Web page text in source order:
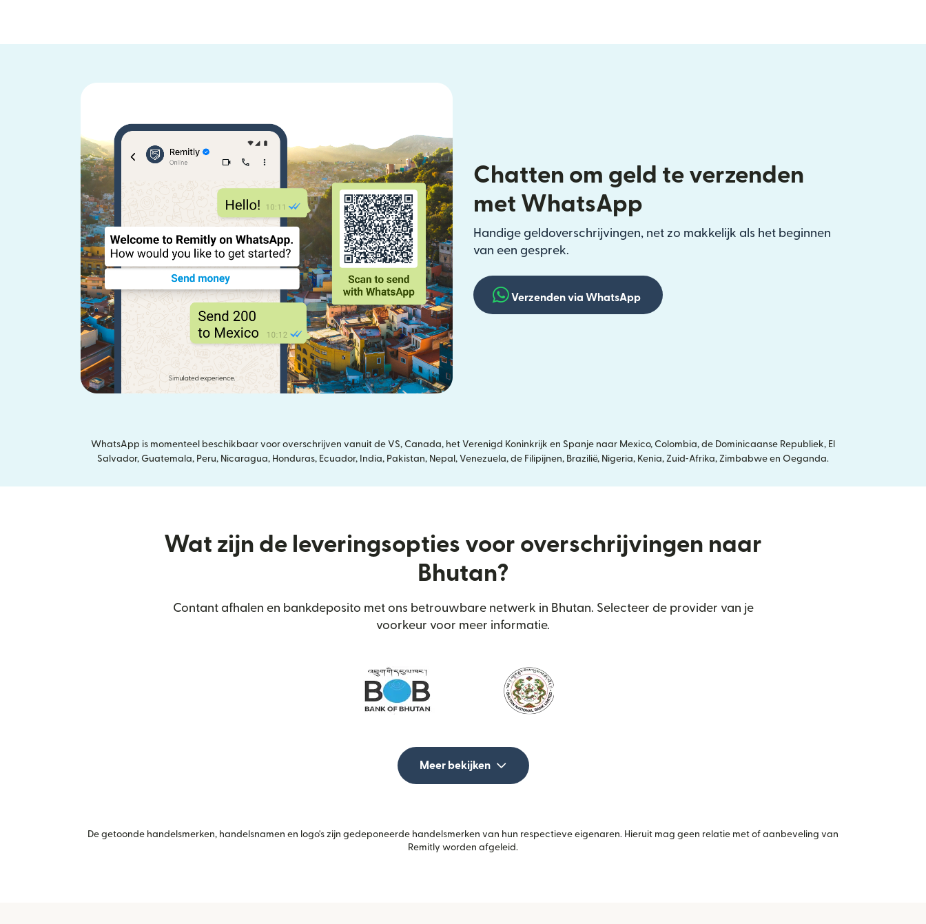
Chatten om geld te verzenden
met WhatsApp
Handige geldoverschrijvingen, net zo makkelijk als het beginnen
van een gesprek.
Verzenden via WhatsApp
WhatsApp is momenteel beschikbaar voor overschrijven vanuit de VS, Canada, het Verenigd Koninkrijk en Spanje naar Mexico, Colombia, de Dominicaanse Republiek, El
Salvador, Guatemala, Peru, Nicaragua, Honduras, Ecuador, India, Pakistan, Nepal, Venezuela, de Filipijnen, Brazilië, Nigeria, Kenia, Zuid‑Afrika, Zimbabwe en Oeganda.
Wat zijn de leveringsopties voor overschrijvingen naar
Bhutan?
Contant afhalen en bankdeposito met ons betrouwbare netwerk in Bhutan. Selecteer de provider van je
voorkeur voor meer informatie.
Meer bekijken
De getoonde handelsmerken, handelsnamen en logo's zijn gedeponeerde handelsmerken van hun respectieve eigenaren. Hieruit mag geen relatie met of aanbeveling van
Remitly worden afgeleid.